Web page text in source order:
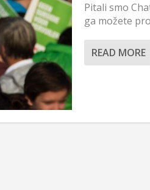
Pitali smo
ga možete
READ MORE